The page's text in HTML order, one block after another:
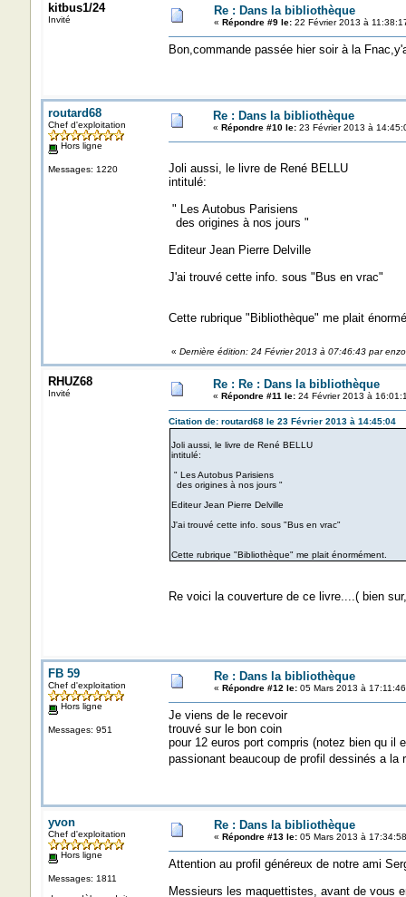
kitbus1/24
Invité
Re : Dans la bibliothèque
« Répondre #9 le:22 Février 2013 à
Bon,commande passée hier soir à la
routard68
Chef d'exploitation
Hors ligne
Messages: 1220
Re : Dans la bibliothèque
« Répondre #10 le:23 Février 2013 à
Joli aussi, le livre de René BELLU
intitulé:
" Les Autobus Parisiens
des origines à nos jours "
Editeur Jean Pierre Delville
J'ai trouvé cette info. sous "Bus en vrac"
Cette rubrique "Bibliothèque" me plait
« Dernière édition: 24 Février 2013 à 07:46:43 par
RHUZ68
Invité
Re : Re : Dans la bibliothèque
« Répondre #11 le:24 Février 2013 à
Citation de: routard68 le 23 Février 2013 à 14:45:04
Joli aussi, le livre de René BELLU
intitulé:
" Les Autobus Parisiens
des origines à nos jours "
Editeur Jean Pierre Delville
J'ai trouvé cette info. sous "Bus en vrac"
Cette rubrique "Bibliothèque" me plait énormément.
Re voici la couverture de ce livre....( bien
FB 59
Chef d'exploitation
Hors ligne
Messages: 951
Re : Dans la bibliothèque
« Répondre #12 le:05 Mars 2013 à
Je viens de le recevoir
trouvé sur le bon coin
pour 12 euros port compris (notez bien qu il
passionant beaucoup de profil dessinés a
yvon
Chef d'exploitation
Hors ligne
Messages: 1811
Re : Dans la bibliothèque
« Répondre #13 le:05 Mars 2013 à
Attention au profil généreux de notre ami
Messieurs les maquettistes, avant de vous